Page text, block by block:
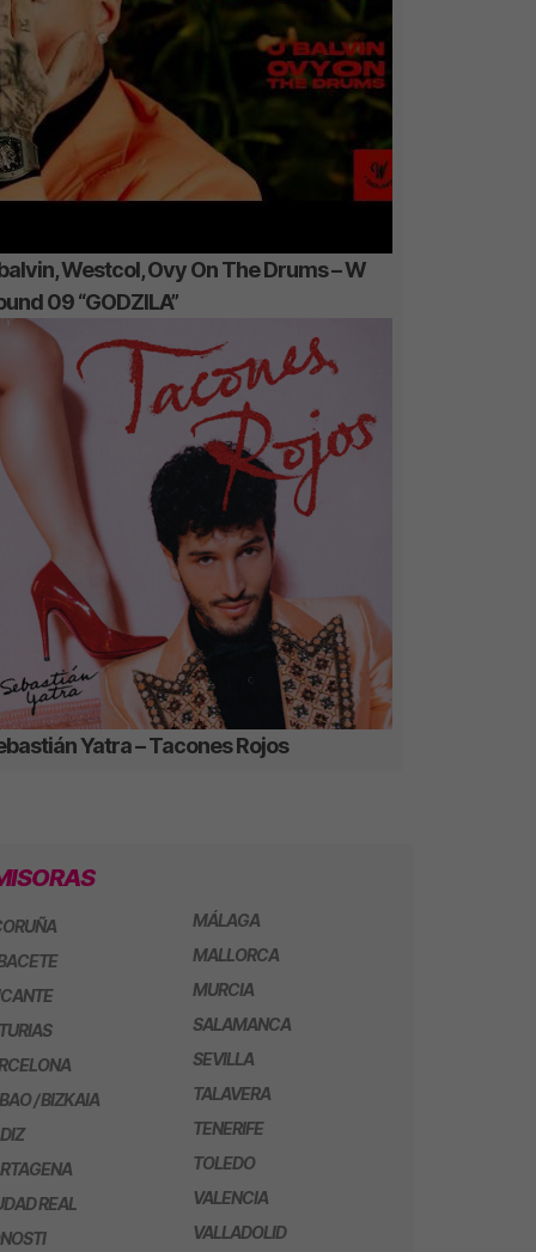
Westcol, Ovy On The Drums – W
09 “GODZILA”
Yatra – Tacones Rojos
/ BIZKAIA
REAL
MÁLAGA
MALLORCA
MURCIA
SALAMANCA
SEVILLA
TALAVERA
TENERIFE
TOLEDO
VALENCIA
VALLADOLID